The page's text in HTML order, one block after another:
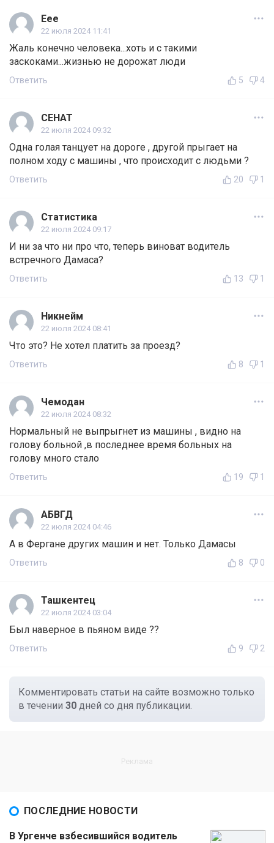
Еее
22 июля 2024 11:41
Жаль конечно человека...хоть и с такими
заскоками...жизнью не дорожат люди
Ответить 5 4
СЕНАТ
22 июля 2024 09:32
Одна голая танцует на дороге , другой прыгает на
полном ходу с машины , что происходит с людьми ?
Ответить 20 1
Статистика
22 июля 2024 09:17
И ни за что ни про что, теперь виноват водитель
встречного Дамаса?
Ответить 13 1
Никнейм
22 июля 2024 08:41
Что это? Не хотел платить за проезд?
Ответить 8 1
Чемодан
22 июля 2024 08:32
Нормальный не выпрыгнет из машины , видно на
голову больной ,в последнее время больных на
голову много стало
Ответить 19 1
АБВГД
22 июля 2024 04:46
А в Фергане других машин и нет. Только Дамасы
Ответить 8 0
Ташкентец
22 июля 2024 03:04
Был наверное в пьяном виде ??
Ответить 9 2
Комментировать статьи на сайте возможно только
в течении 30 дней со дня публикации.
ПОСЛЕДНИЕ НОВОСТИ
В Ургенче взбесившийся водитель